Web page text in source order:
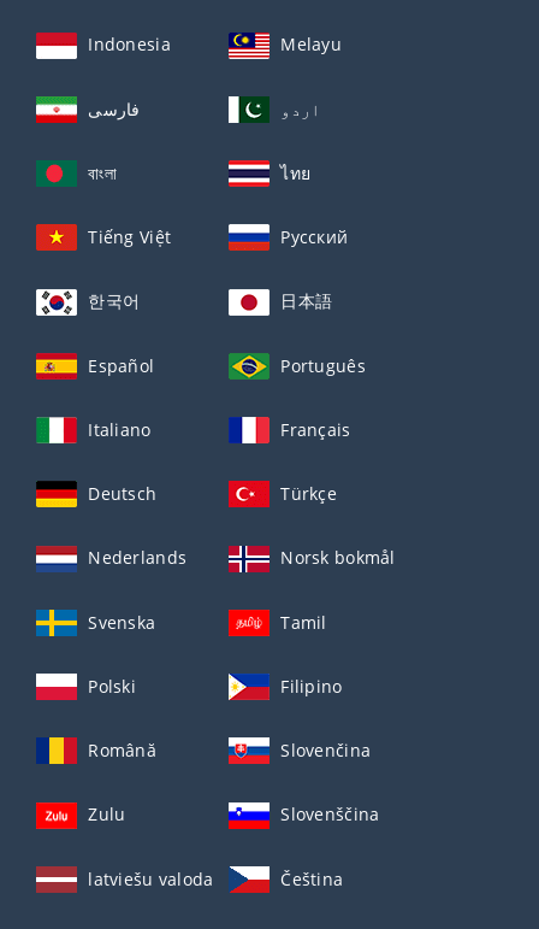
Indonesia Melayu
فارسی اردو
বাংলা ไทย
Tiếng Việt Русский
한국어 日本語
Español Português
Italiano Français
Deutsch Türkçe
Nederlands Norsk bokmål
Svenska Tamil
Polski Filipino
Română Slovenčina
Zulu Slovenščina
latviešu valoda Čeština